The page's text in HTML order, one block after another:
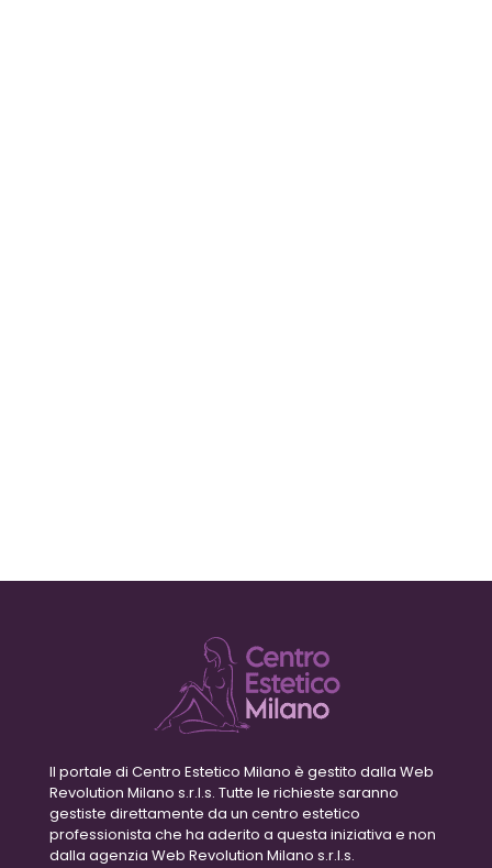
Il portale di Centro Estetico Milano è gestito dalla Web
Revolution Milano s.r.l.s. Tutte le richieste saranno
gestiste direttamente da un centro estetico
professionista che ha aderito a questa iniziativa e non
dalla agenzia Web Revolution Milano s.r.l.s.